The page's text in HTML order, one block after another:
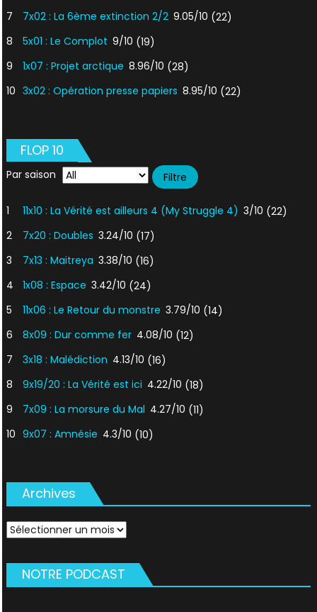
7
7x02 : La 6ème extinction 2/2 9.05/10 (22)
8
5x01 : Le Complot 9/10 (19)
9
1x07 : Projet arctique 8.96/10 (28)
10 3x02 : Opération presse papiers 8.95/10 (22)
FLOP 10
Par saison
1 11x10 : La Vérité est ailleurs 4 (My Struggle 4) 3/10 (22)
2
7x20 : Doubles 3.24/10 (17)
3
7x13 : Maitreya 3.38/10 (16)
4
1x08 : Espace 3.42/10 (24)
5
11x06 : Le Retour du monstre 3.79/10 (14)
6
8x09 : Dur comme fer 4.08/10 (12)
7
3x18 : Malédiction 4.13/10 (16)
8
9x19/20 : La Vérité est ici 4.22/10 (18)
9
7x09 : La morsure du Mal 4.27/10 (11)
10 9x07 : Amnésie 4.3/10 (10)
Archives
Archives
NOTRE PODCAST